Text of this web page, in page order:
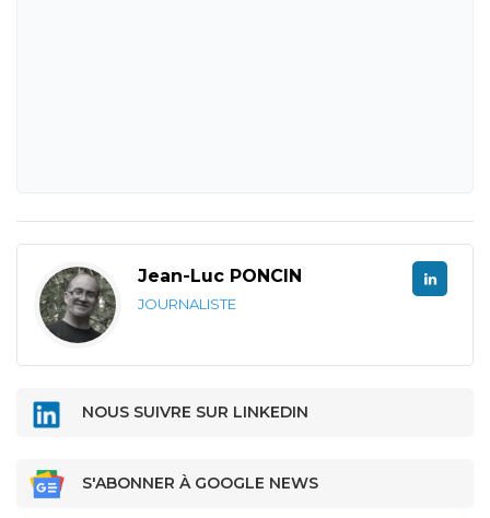
Jean-Luc PONCIN
JOURNALISTE
NOUS SUIVRE SUR LINKEDIN
S'ABONNER À GOOGLE NEWS